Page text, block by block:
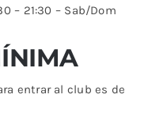
– 21:30 – Sab/Dom
entrar al club es de